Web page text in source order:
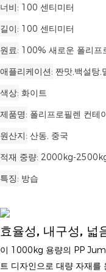
너비 100 센티미터
길이 100 센티미터
원료 100% 새로운 폴리프
애플리케이션 짠맛,백설탕,
색상 화이트
제품명 폴리프로필렌 컨테
원산지 산동, 중국
적재 중량 2000kg-
특징 방습
효율성, 내구성, 넓
이 1000kg 용량의 PP
트 디자인으로 대량 자재를